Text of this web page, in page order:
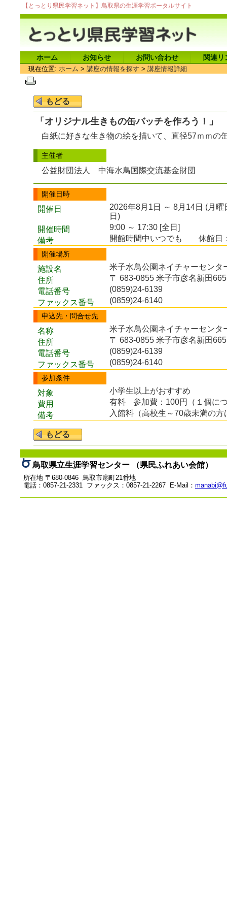
【とっとり県民学習ネット】鳥取県の生涯学習ポータルサイト
ホーム お知らせ お問い合わせ 関連リ
現在位置: ホーム > 講座の情報を探す > 講座情報詳細
「オリジナル生きもの缶バッチを作ろう！」
白紙に好きな生き物の絵を描いて、直径57ｍｍの
主催者
公益財団法人 中海水鳥国際交流基金財団
開催日時
開催日
2026年8月1日 ～ 8月14日 (月
日)
開催時間
9:00 ～ 17:30 [全日]
備考
開館時間中いつでも 休館日
開催場所
施設名
米子水鳥公園ネイチャーセンタ
住所
〒 683-0855 米子市彦名新田665
電話番号
(0859)24-6139
ファックス番号
(0859)24-6140
申込先・問合せ先
名称
米子水鳥公園ネイチャーセンタ
住所
〒 683-0855 米子市彦名新田665
電話番号
(0859)24-6139
ファックス番号
(0859)24-6140
参加条件
対象
小学生以上がおすすめ
費用
有料
参加費：100円（１個に
備考
入館料（高校生～70歳未満の
鳥取県立生涯学習センター （県民ふれあい会館）
所在地 〒680-0846 鳥取市扇町21番地
電話：0857-21-2331 ファックス：0857-21-2267 E-Mail：